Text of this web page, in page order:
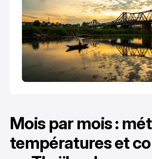
Mois par mois :
températures et